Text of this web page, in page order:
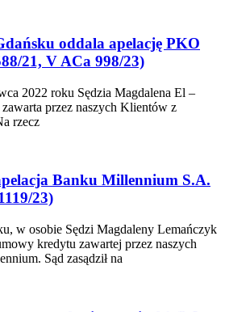
oddala apelację PKO
21, V ACa 998/23)
2022 roku Sędzia Magdalena El –
przez naszych Klientów z
rzecz
Banku Millennium S.A.
23)
w osobie Sędzi Magdaleny Lemańczyk
kredytu zawartej przez naszych
Sąd zasądził na